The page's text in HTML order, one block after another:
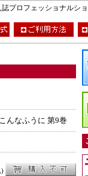
プロフェッショナルシ
んなふうに 第9巻
)